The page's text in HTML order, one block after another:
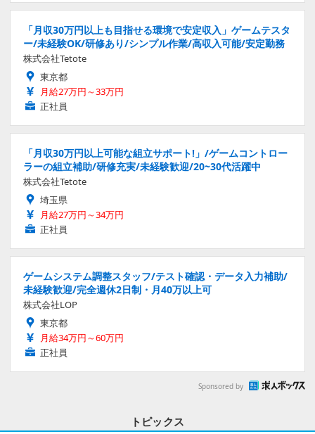
「月収30万円以上も目指せる環境で安定収入」ゲームテスタ
ー/未経験OK/研修あり/シンプル作業/高収入可能/安定勤務
株式会社Tetote
東京都
月給27万円～33万円
正社員
「月収30万円以上可能な組立サポート!」/ゲームコントロー
ラーの組立補助/研修充実/未経験歓迎/20~30代活躍中
株式会社Tetote
埼玉県
月給27万円～34万円
正社員
ゲームシステム調整スタッフ/テスト確認・データ入力補助/
未経験歓迎/完全週休2日制・月40万以上可
株式会社LOP
東京都
月給34万円～60万円
正社員
Sponsored by
トピックス